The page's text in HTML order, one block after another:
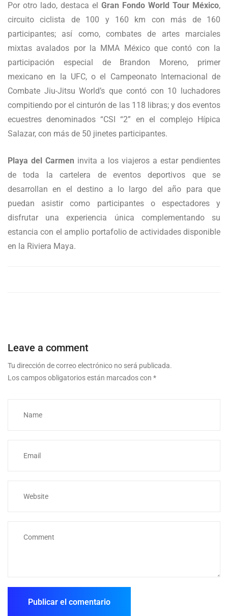
Por otro lado, destaca el Gran Fondo World Tour México,
circuito ciclista de 100 y 160 km con más de 160
participantes; así como, combates de artes marciales
mixtas avalados por la MMA México que contó con la
participación especial de Brandon Moreno, primer
mexicano en la UFC, o el Campeonato Internacional de
Combate Jiu-Jitsu World’s que contó con 10 luchadores
compitiendo por el cinturón de las 118 libras; y dos eventos
ecuestres denominados “CSI “2” en el complejo Hípica
Salazar, con más de 50 jinetes participantes.
Playa del Carmen invita a los viajeros a estar pendientes
de toda la cartelera de eventos deportivos que se
desarrollan en el destino a lo largo del año para que
puedan asistir como participantes o espectadores y
disfrutar una experiencia única complementando su
estancia con el amplio portafolio de actividades disponible
en la Riviera Maya.
Leave a comment
Tu dirección de correo electrónico no será publicada.
Los campos obligatorios están marcados con *